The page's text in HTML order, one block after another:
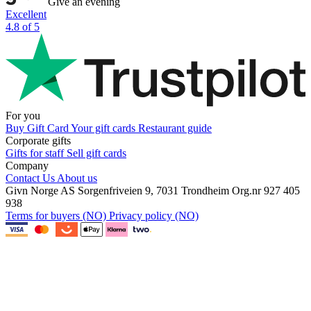
Excellent
4.8 of 5
For you
Buy Gift CardYour gift cards Restaurant guide
Corporate gifts
Gifts for staff Sell gift cards
Company
Contact UsAbout us
Givn Norge AS Sorgenfriveien 9, 7031 Trondheim Org.nr 927 405
938
Terms for buyers (NO) Privacy policy (NO)